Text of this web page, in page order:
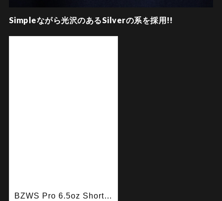
Simpleながら光沢のあるSilverの系を採用!!